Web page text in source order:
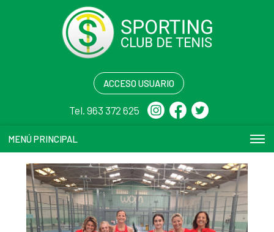
ACCESO USUARIO
Tel. 963 372 625
MENÚ PRINCIPAL